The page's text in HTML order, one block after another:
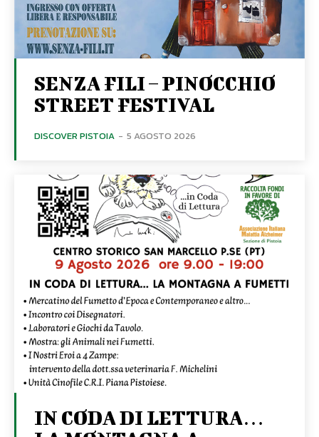
SENZA FILI – PINOCCHIO
STREET FESTIVAL
DISCOVER PISTOIA - 5 AGOSTO 2026
IN CODA DI LETTURA…